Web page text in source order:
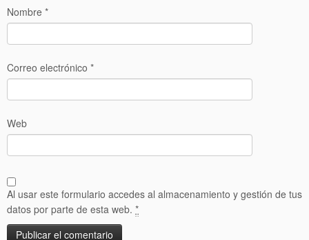
Nombre *
Correo electrónico *
Web
Al usar este formulario accedes al almacenamiento y gestión de tus
datos por parte de esta web. *